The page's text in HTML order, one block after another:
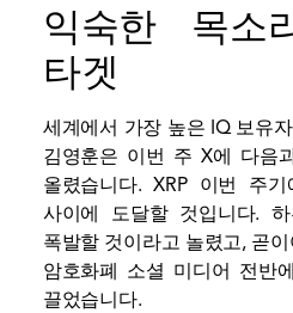
익숙한 목소
타겟
세계에서 가장 높은 IQ 보유
김영훈은 이번 주 X에 다음
올렸습니다.XRP이번 주기
사이에 도달할 것입니다.
폭발할 것이라고 놀렸고, 곧
암호화폐 소셜 미디어 전반
끌었습니다.